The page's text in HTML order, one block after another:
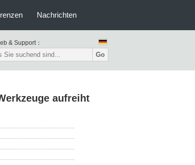
Nachrichten
& Support：
Go
aufreiht